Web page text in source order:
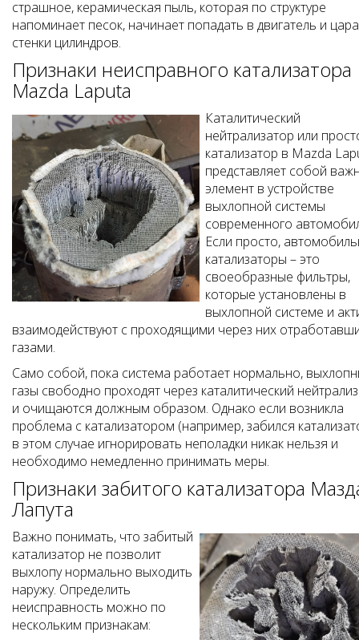
страшное, керамическая пыль, которая по структуре
напоминает песок, начинает попадать в двигатель и
стенки цилиндров.
Признаки неисправного катализатора
Mazda Laputa
Каталитический
нейтрализатор или
катализатор в Mazda
представляет собой
элемент в устройстве
выхлопной системы
современного
Если просто,
катализаторы – это
своеобразные фильтры,
которые установлены в
выхлопной системе и
взаимодействуют с проходящими через них
газами.
Само собой, пока система работает нормально,
газы свободно проходят через каталитический
и очищаются должным образом. Однако если возникла
проблема с катализатором (например, забился
в этом случае игнорировать неполадки никак нельзя и
необходимо немедленно принимать меры.
Признаки забитого катализатора
Лапута
Важно понимать, что забитый
катализатор не позволит
выхлопу нормально выходить
наружу. Определить
неисправность можно по
нескольким признакам: